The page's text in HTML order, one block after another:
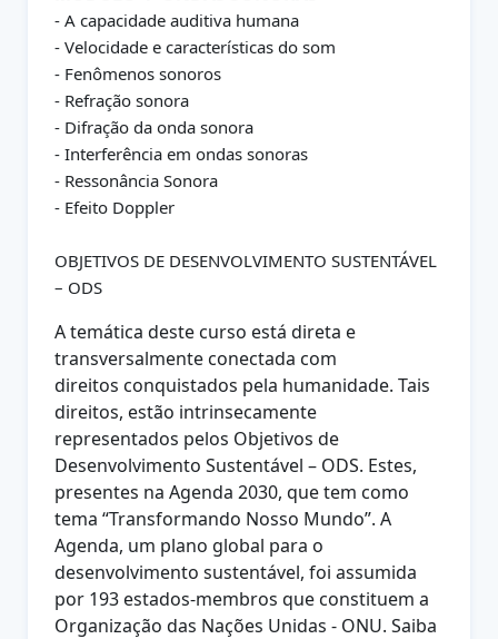
- A capacidade auditiva humana
- Velocidade e características do som
- Fenômenos sonoros
- Refração sonora
- Difração da onda sonora
- Interferência em ondas sonoras
- Ressonância Sonora
- Efeito Doppler
OBJETIVOS DE DESENVOLVIMENTO SUSTENTÁVEL
– ODS
A temática deste curso está direta e
transversalmente conectada com
direitos conquistados pela humanidade. Tais
direitos, estão intrinsecamente
representados pelos Objetivos de
Desenvolvimento Sustentável – ODS. Estes,
presentes na Agenda 2030, que tem como
tema “Transformando Nosso Mundo”. A
Agenda, um plano global para o
desenvolvimento sustentável, foiassumida
por 193 estados-membros que constituem a
Organização das Nações Unidas - ONU. Saiba